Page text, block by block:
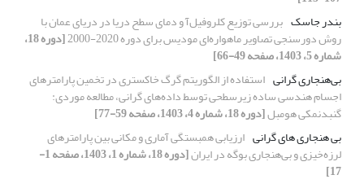
بندر جاسک بررسی توزیع کلروفیل‌آ و دمای سطح دریا در دریای عمان با
روش دورسنجی تصاویر ماهواره‌ای مودیس برای دوره 2020-2000 [دوره 18،
شماره 5، 1403، صفحه 49-66]
بی‌هنجاری گرانی استفاده از الگوریتم گرگ خاکستری در تخمین پارامترهای
اجسام هندسی ساده زیر‌سطحی توسط داده‌های گرانی، مطالعه موردی:
گنبدنمکی هومبل[دوره 18، شماره 4، 1403، صفحه 59-77]
بی هنجاری های گرانی ارزیابی همبستگی آماری و مکانی بین پارامترهای
لرزه‌خیزی و بی‌هنجاری بوگه در ایران [دوره 18، شماره 1، 1403، صفحه 1-
17]